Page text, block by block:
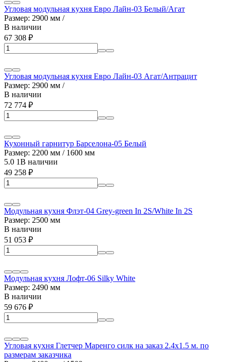
Угловая модульная кухня Евро Лайн-03 Белый/Агат
Размер: 2900 мм /
В наличии
67 308 ₽
Угловая модульная кухня Евро Лайн-03 Агат/Антрацит
Размер: 2900 мм /
В наличии
72 774 ₽
Кухонный гарнитур Барселона-05 Белый
Размер: 2200 мм / 1600 мм
5.0 1В наличии
49 258 ₽
Модульная кухня Флэт-04 Grey-green In 2S/White In 2S
Размер: 2500 мм
В наличии
51 053 ₽
Модульная кухня Лофт-06 Silky White
Размер: 2490 мм
В наличии
59 676 ₽
Угловая кухня Глетчер Маренго силк на заказ 2.4х1.5 м. по
размерам заказчика